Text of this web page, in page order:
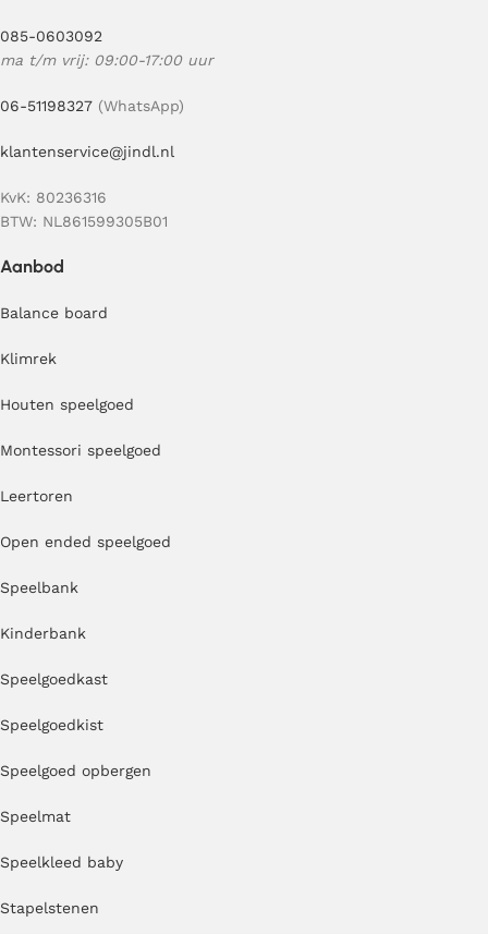
085-0603092
ma t/m vrij: 09:00-17:00 uur
06-51198327 (WhatsApp)
klantenservice@jindl.nl
KvK: 80236316
BTW: NL861599305B01
Aanbod
Balance board
Klimrek
Houten speelgoed
Montessori speelgoed
Leertoren
Open ended speelgoed
Speelbank
Kinderbank
Speelgoedkast
Speelgoedkist
Speelgoed opbergen
Speelmat
Speelkleed baby
Stapelstenen